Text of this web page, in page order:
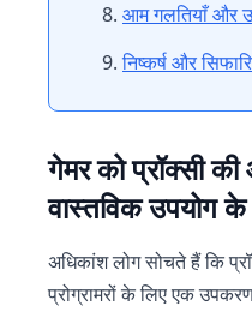
आम गलतियाँ और
निष्कर्ष और
गेमर को प्रॉक्सी
वास्तविक उपयोग के
अधिकांश लोग सोचते हैं कि
प्रोग्रामरों के लिए एक